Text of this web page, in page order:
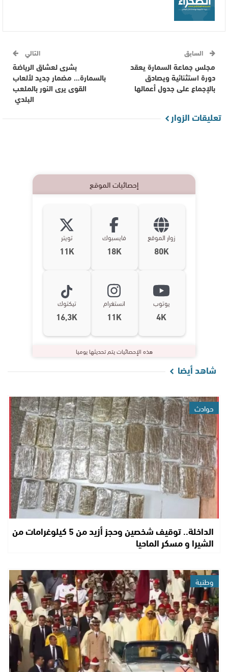
السابق
مجلس جماعة السمارة يعقد
دورة استثنائية ويصادق
بالإجماع على جدول أعمالها
التالي
بشرى لعشاق الرياضة
بالسمارة… مضمار جديد لألعاب
القوى يرى النور بالملعب
البلدي
تعليقات الزوار
إحصائيات الموقع
زوار الموقع
80K
فايسبوك
18K
تويتر
11K
يوتوب
4K
انستغرام
11K
تيكتوك
16,3K
هذه الإحصائيات يتم تحديثها يوميا
شاهد أيضا
حوادث
الداخلة.. توقيف شخصين وحجز أزيد من 5 كيلوغرامات من
الشيرا و مسكر الماحيا
وطنية